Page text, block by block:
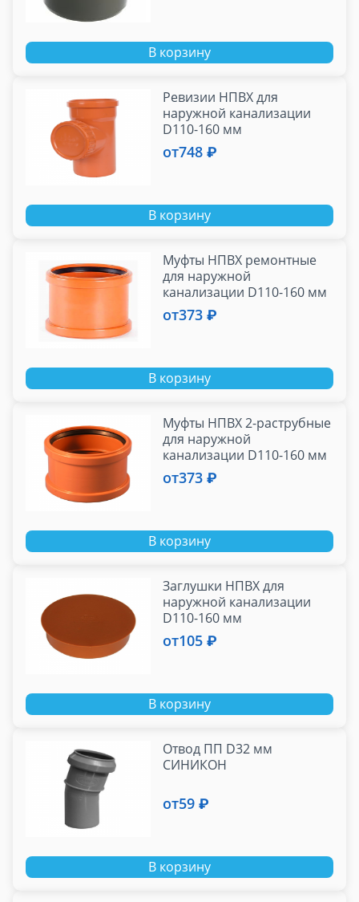
В корзину
Ревизии НПВХ для
наружной канализации
D110-160 мм
от748 ₽
В корзину
Муфты НПВХ ремонтные
для наружной
канализации D110-160 мм
от373 ₽
В корзину
Муфты НПВХ 2-раструбные
для наружной
канализации D110-160 мм
от373 ₽
В корзину
Заглушки НПВХ для
наружной канализации
D110-160 мм
от105 ₽
В корзину
Отвод ПП D32 мм
СИНИКОН
от59 ₽
В корзину